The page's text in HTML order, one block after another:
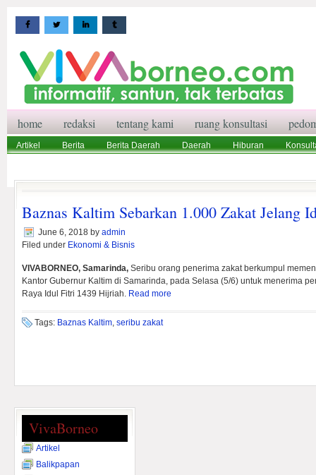
home redaksi tentang kami ruang konsultasi
Artikel Berita Berita Daerah Daerah Hiburan
Baznas Kaltim Sebarkan 1.000 Zakat Jelang
June 6, 2018 by admin
Filed under Ekonomi & Bisnis
VIVABORNEO, Samarinda, Seribu orang penerima zakat berkumpul
Kantor Gubernur Kaltim di Samarinda, pada Selasa (5/6) untuk menerima
Raya Idul Fitri 1439 Hijriah. Read more
Tags: Baznas Kaltim, seribu zakat
VivaBorneo
Artikel
Balikpapan